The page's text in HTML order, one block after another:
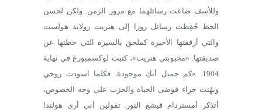
وللأسف ضاعت رسائلهما مع مرور الزمن. ولكن لحسن
الحظ حُفِظت رسائل روزا إلى هنريت رولاند هولست
والتي أرفقتها الأخيرة كملحق بالسيرة التي خطتها عن
صديقتها. «محبوبتي هنريت»، كتبت لوكسمبورغ في نهاية
1904. «كم جميل أنكِ موجودة. فكلما اسودت روحي
وبهُتت جراء فوضى الحياة والحزب على وجه الخصوص،
أتذكر أمستردام فيشع النور. تقولين أني أرى هولندا